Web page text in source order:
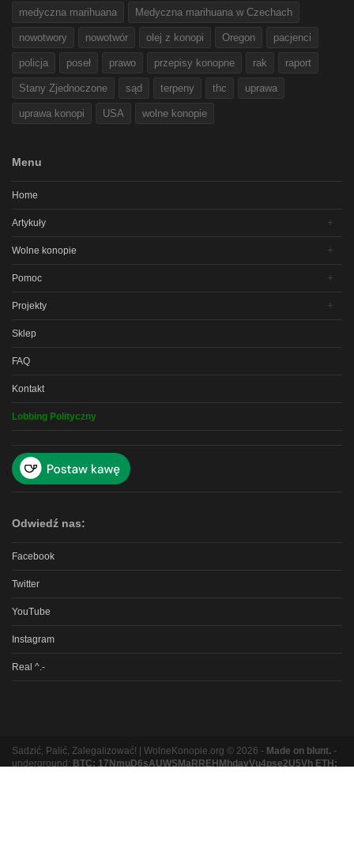
medyczna marihuana Medyczna marihuana w Czechach
nowotwory nowotwór olej z konopi Oregon pacjenci
policja poseł prawo przepisy konopne rak raport
Stany Zjednoczone sąd terpeny thc uprawa
uprawa konopi USA wolne konopie
Menu
Home
Artykuły
Wolne konopie
Pomoc
Projekty
Sklep
FAQ
Kontakt
Lobbing Polityczny
Odwiedź nas:
Facebook
Twitter
YouTube
Instagram
Real ^.-
Sadzić, Palić, Zalegalizować! | WolneKonopie.org © 2026 - Made on blunt. -
underground: BTC: 17NmuD6sAUWSMaRREHMhdavVu4pse2U5Vh ETH: